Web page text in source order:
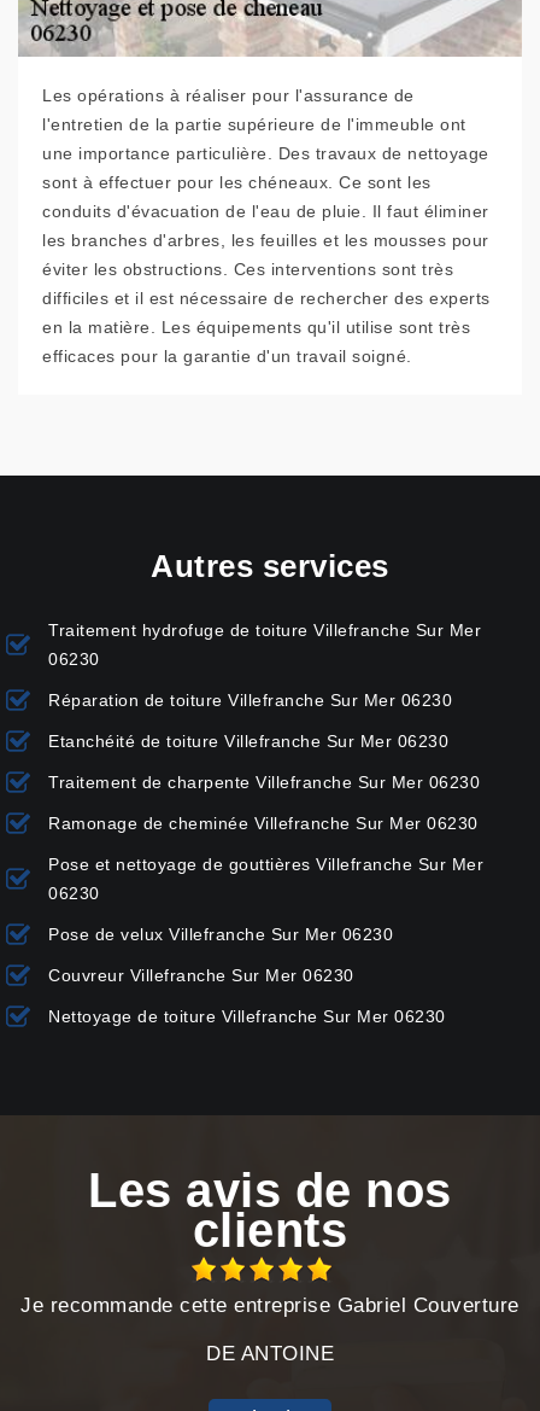
Les opérations à réaliser pour l'assurance de
l'entretien de la partie supérieure de l'immeuble ont
une importance particulière. Des travaux de nettoyage
sont à effectuer pour les chéneaux. Ce sont les
conduits d'évacuation de l'eau de pluie. Il faut éliminer
les branches d'arbres, les feuilles et les mousses pour
éviter les obstructions. Ces interventions sont très
difficiles et il est nécessaire de rechercher des experts
en la matière. Les équipements qu'il utilise sont très
efficaces pour la garantie d'un travail soigné.
Autres services
Traitement hydrofuge de toiture Villefranche Sur Mer
06230
Réparation de toiture Villefranche Sur Mer 06230
Etanchéité de toiture Villefranche Sur Mer 06230
Traitement de charpente Villefranche Sur Mer 06230
Ramonage de cheminée Villefranche Sur Mer 06230
Pose et nettoyage de gouttières Villefranche Sur Mer
06230
Pose de velux Villefranche Sur Mer 06230
Couvreur Villefranche Sur Mer 06230
Nettoyage de toiture Villefranche Sur Mer 06230
Les avis de nos
clients
Je recommande cette entreprise Gabriel Couverture
DE ANTOINE